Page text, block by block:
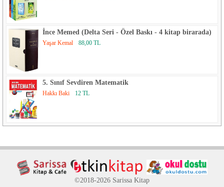
İnce Memed (Delta Seri - Özel Baskı - 4 kitap birarada)
Yaşar Kemal 88,00 TL
5. Sınıf Sevdiren Matematik
Hakkı Baki 12 TL
©2018-2026 Sarissa Kitap